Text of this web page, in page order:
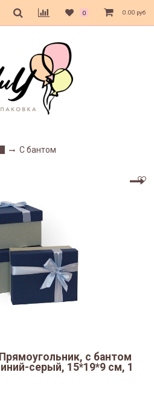
0 0.00 руб
С бантом
с бантом
серый, 15*19*9 см, 1